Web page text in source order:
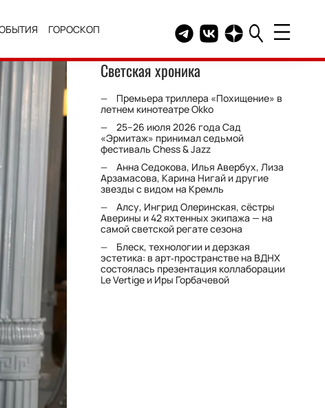
ГОРОСКОП Telegram канал HELLO
Группа HELLO
Канал HELLO в
Светская хроника
Премьера триллера «Похищение» в
летнем кинотеатре Okko
25–26 июля 2026 года Сад
«Эрмитаж» принимал седьмой
фестиваль Chess & Jazz
Анна Седокова, Илья Авербух, Лиза
Арзамасова, Карина Нигай и другие
звезды с видом на Кремль
Алсу, Ингрид Олеринская, сёстры
Аверины и 42 яхтенных экипажа — на
самой светской регате сезона
Блеск, технологии и дерзкая
эстетика: в арт‑пространстве на ВДНХ
состоялась презентация коллаборации
Le Vertige и Иры Горбачевой